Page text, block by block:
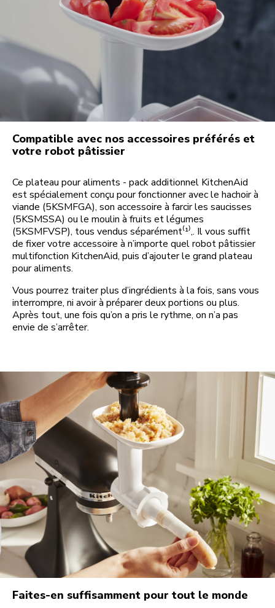
Compatible avec nos accessoires préférés et
votre robot pâtissier
Ce plateau pour aliments - pack additionnel KitchenAid
est spécialement conçu pour fonctionner avec le hachoir à
viande (5KSMFGA), son accessoire à farcir les saucisses
(5KSMSSA) ou le moulin à fruits et légumes
(5KSMFVSP), tous vendus séparément⁽¹⁾,. Il vous suffit
de fixer votre accessoire à n’importe quel robot pâtissier
multifonction KitchenAid, puis d’ajouter le grand plateau
pour aliments.
Vous pourrez traiter plus d’ingrédients à la fois, sans vous
interrompre, ni avoir à préparer deux portions ou plus.
Après tout, une fois qu’on a pris le rythme, on n’a pas
envie de s’arrêter.
Faites-en suffisamment pour tout le monde